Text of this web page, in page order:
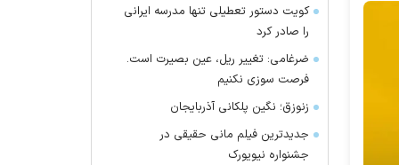
کویت دستور تعطیلی تنها مدرسه ایرانی
را صادر کرد
ضرغامی: تغییر ریل، عین بصیرت است.
فرصت سوزی نکنیم
زنوزق؛ نگین پلکانی آذربایجان
جدیدترین فیلم مانی حقیقی در
جشنواره نیویورک